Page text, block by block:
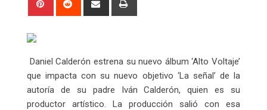
Daniel Calderón estrena su nuevo álbum ‘Alto Voltaje’
que impacta con su nuevo objetivo ‘La señal’ de la
autoría de su padre Iván Calderón, quien es su
productor artístico. La producción salió con esa